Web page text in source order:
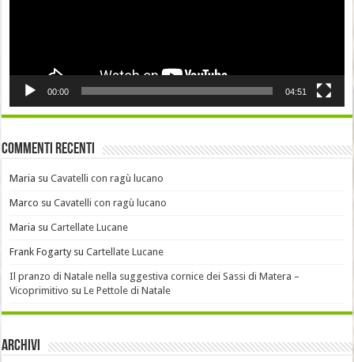
00:00 04:51
Commenti recenti
Maria suCavatelli con ragù lucano
Marco suCavatelli con ragù lucano
Maria suCartellate Lucane
Frank FogartysuCartellate Lucane
Il pranzo di Natale nella suggestiva cornice dei Sassi di Matera –
Vicoprimitivo suLe Pettole di Natale
Archivi